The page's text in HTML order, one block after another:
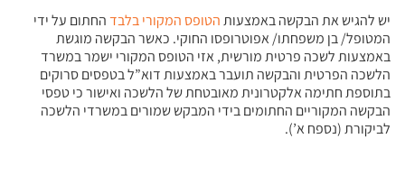
יש להגיש את הבקשה באמצעותהטופס המקורי בלבדהחתום על ידי
המטופל/ בן משפחתו/ אפוטרופסו החוקי. כאשר הבקשה מוגשת
באמצעות לשכה פרטית מורשית, אזי הטופס המקורי ישמר במשרד
הלשכה הפרטית והבקשה תועבר באמצעות דוא”ל בטפסים סרוקים
בתוספת חתימה אלקטרונית מאובטחת של הלשכה ואישור כי טפסי
הבקשה המקוריים החתומים בידי המבקש שמורים במשרדי הלשכה
לביקורת (נספח א’).